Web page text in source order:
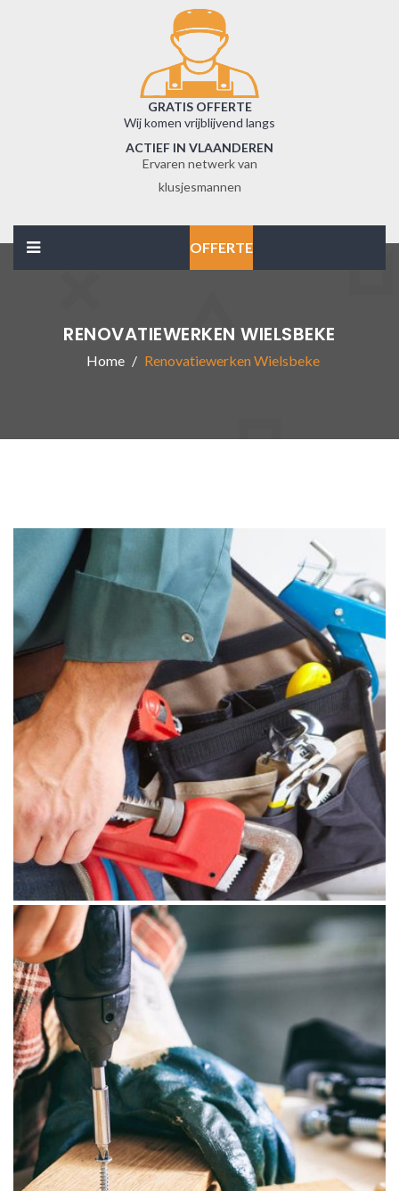
GRATIS OFFERTE
Wij komen vrijblijvend langs
ACTIEF IN VLAANDEREN
Ervaren netwerk van
klusjesmannen
OFFERTE
RENOVATIEWERKEN WIELSBEKE
Home Renovatiewerken Wielsbeke